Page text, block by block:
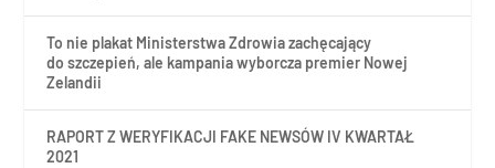
To nie plakat Ministerstwa Zdrowia zachęcający
do szczepień, ale kampania wyborcza premier Nowej
Zelandii
RAPORT Z WERYFIKACJI FAKE NEWSÓW IV KWARTAŁ
2021